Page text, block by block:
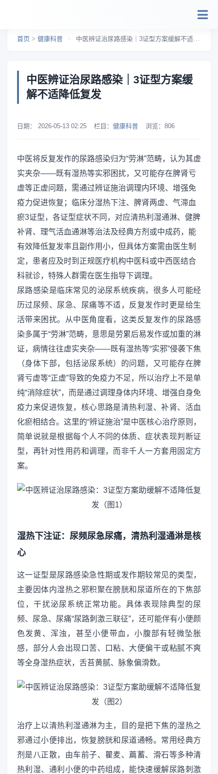
首页 > 健康科普 > 中医辨证治尿路感染｜3证型方案缓解不适降低复发
中医辨证治尿路感染｜3证型方案缓
解不适降低复发
日期： 2026-05-13 02:25 栏目： 健康科普 浏览： 806
中医将反复发作的尿路感染归为“劳淋”范畴，认为其虚
实夹杂——既有湿热等实邪困扰，又可能存在脾肾亏
虚等正虚问题，需通过辨证施治调理内环境、增强免
疫力促进恢复；临床分湿热下注、脾肾两虚、气滞血
瘀3证型，各证型症状不同，对应清热利湿通淋、健脾
补肾、理气活血通淋等治法及经典方剂或中成药，能
有效降低复发率且副作用小，但具体方案需由医生制
定，患者应及时到正规医疗机构中医科或中西医结合
科就诊，特殊人群需在医生指导下调理。
尿路感染是临床常见的泌尿系统疾病，很多人可能经
历过尿频、尿急、尿痛等不适，反复发作时更是给生
活带来困扰。从中医角度看，这类反复发作的尿路感
染多属于“劳淋”范畴，意思是劳累后易发作或加重的淋
证，病情往往虚实夹杂——既有湿热等“实邪”侵袭下焦
（身体下部，包括泌尿系统）的问题，又可能存在脾
肾亏虚等“正虚”导致的免疫力不足，所以治疗上不是单
纯“消除症状”，而是通过调理身体内环境、增强自身免
疫力来促进恢复，核心思路是清热利湿、补肾、活血
化瘀相结合。这里的“辨证施治”是中医核心治疗原则，
简单说就是根据每个人不同的体质、症状表现判断证
型，再针对性用药和调理，而非千人一方套用固定方
案。
湿热下注证：尿频尿急尿痛，清热利湿通淋是核
心
这一证型是尿路感染急性期或发作期较常见的类型，
主要因体内湿热之邪积聚在膀胱和尿道所在的下焦部
位，干扰泌尿系统正常功能。具体表现除典型的尿
频、尿急、尿痛“尿路刺激三联征”，还可能伴有小便颜
色发黄、浑浊，甚至小便带血，小腹部有轻微坠胀
感，部分人会出现口苦、口粘、大便偏干或粘腻不爽
等全身湿热症状，舌苔黄腻、脉象偏滑数。
治疗上以清热利湿通淋为主，目的是把下焦的湿热之
邪通过小便排出，恢复膀胱和尿道通畅。常用经典方
剂是八正散，由车前子、瞿麦、萹蓄、滑石等多种清
热利湿、通利小便的中药组成，能快速缓解尿路刺激